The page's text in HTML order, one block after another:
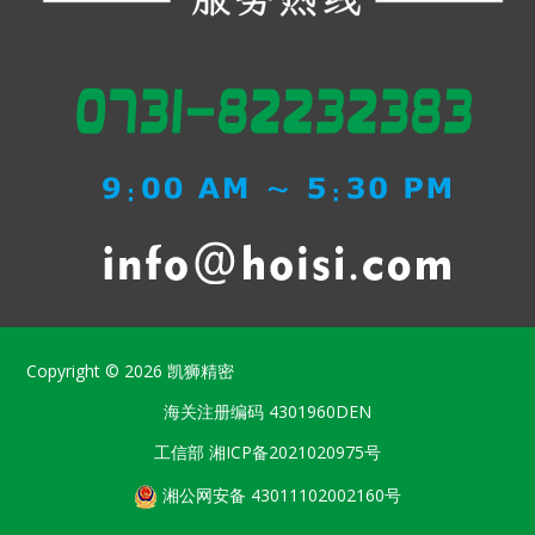
Copyright © 2026凯狮精密
海关注册编码 4301960DEN
工信部 湘ICP备2021020975号
湘公网安备 43011102002160号